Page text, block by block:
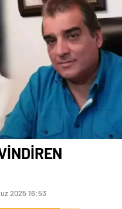
2025 16:53